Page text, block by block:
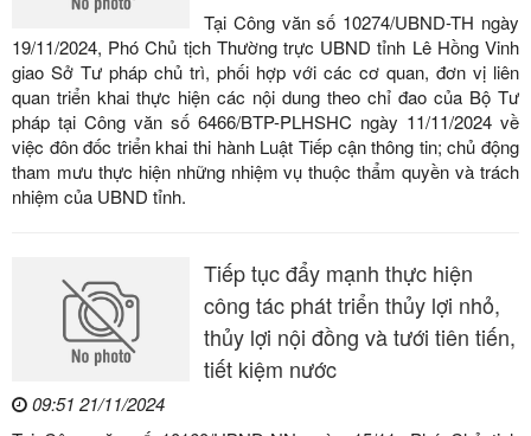
Tại Công văn số 10274/UBND-TH ngày
19/11/2024, Phó Chủ tịch Thường trực UBND tỉnh Lê Hồng Vinh
giao Sở Tư pháp chủ trì, phối hợp với các cơ quan, đơn vị liên
quan triển khai thực hiện các nội dung theo chỉ đao của Bộ Tư
pháp tại Công văn số 6466/BTP-PLHSHC ngày 11/11/2024 về
việc đôn đốc triển khai thi hành Luật Tiếp cận thông tin; chủ động
tham mưu thực hiện những nhiệm vụ thuộc thẩm quyền và trách
nhiệm của UBND tỉnh.
Tiếp tục đẩy mạnh thực hiện
công tác phát triển thủy lợi nhỏ,
thủy lợi nội đồng và tưới tiên tiến,
tiết kiệm nước
09:51 21/11/2024